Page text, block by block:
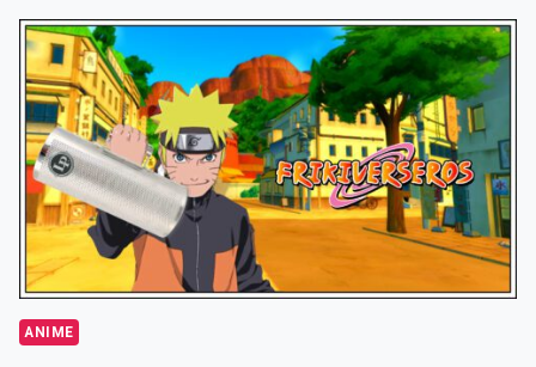
ANIME